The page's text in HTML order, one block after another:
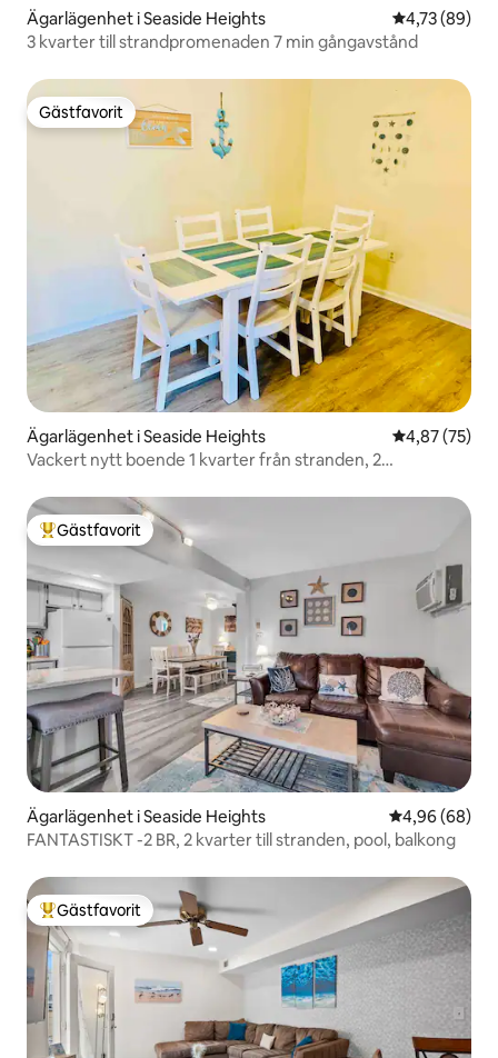
Ägarlägenhet i Seaside Heights 4,73 av 5 i
4,73 (89)
3 kvarter till strandpromenaden 7 min gångavstånd
Gästfavorit
Gästfavorit
Ägarlägenhet i Seaside Heights 4,87 av 5 i
4,87 (75)
Vackert nytt boende 1 kvarter från stranden, 2
Populär gästfavorit
Gästfavorit
Ägarlägenhet i Seaside Heights 4,96 av 5 i
4,96 (68)
FANTASTISKT -2 BR, 2 kvarter till stranden, pool, balkong
Populär gästfavorit
Gästfavorit